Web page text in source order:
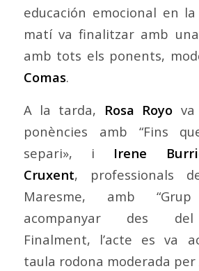
educación emocional en
matí va finalitzar amb
amb tots els ponents,
Comas.
A la tarda, Rosa Royo
ponències amb “Fins
separi», i Irene
Cruxent, professionals
Maresme, amb
acompanyar des del
Finalment, l’acte es va
taula rodona moderada per